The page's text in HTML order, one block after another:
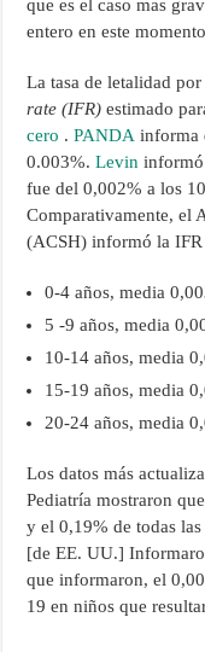
que es el caso mas
entero en este
La tasa de letalidad
rate (IFR) estimado
cero .PANDA informa
0.003%.Levin informó
fue del 0,002% a los
Comparativamente, el
(ACSH) informó la IFR
0-4 años, media
5 -9 años, media
10-14 años, media
15-19 años, media
20-24 años, media
Los datos más
Pediatría mostraron
y el 0,19% de todas
[de EE. UU.]
que informaron, el
19 en niños que